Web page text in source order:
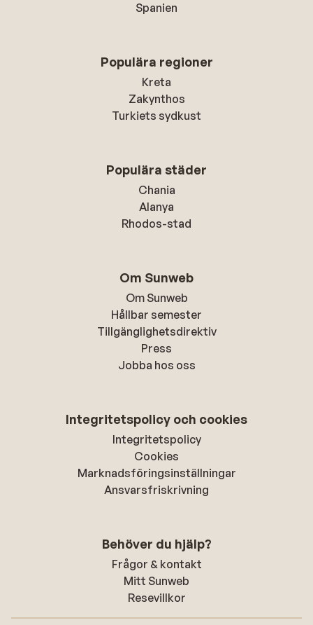
Spanien
Populära regioner
Kreta
Zakynthos
Turkiets sydkust
Populära städer
Chania
Alanya
Rhodos-stad
Om Sunweb
Om Sunweb
Hållbar semester
Tillgänglighetsdirektiv
Press
Jobba hos oss
Integritetspolicy och cookies
Integritetspolicy
Cookies
Marknadsföringsinställningar
Ansvarsfriskrivning
Behöver du hjälp?
Frågor & kontakt
Mitt Sunweb
Resevillkor